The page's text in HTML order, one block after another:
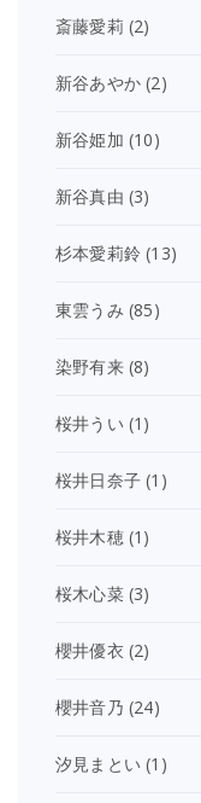
斎藤愛莉 (2)
新谷あやか (2)
新谷姫加 (10)
新谷真由 (3)
杉本愛莉鈴 (13)
東雲うみ (85)
染野有来(8)
桜井うい (1)
桜井日奈子 (1)
桜井木穂(1)
桜木心菜(3)
櫻井優衣 (2)
櫻井音乃 (24)
汐見まとい (1)